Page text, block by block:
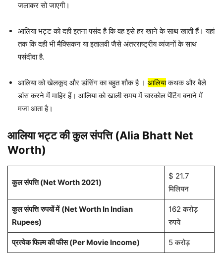
जलाकर सो जाएगी।
आलिया भट्ट को दही इतना पसंद है कि वह इसे हर खाने के साथ खाती हैं। यहां
तक ​​कि दही भी मैक्सिकन या इतालवी जैसे अंतरराष्ट्रीय व्यंजनों के साथ
पसंदीदा है.
आलिया को खेलकूद और डांसिंग का बहुत शौक है । आलियाकथक और बैले
डांस करने में माहिर हैं। आलिया को खाली समय में चारकोल पेंटिंग बनाने में
मजा आता है।
आलिया भट्ट की कुल संपत्ति (Alia Bhatt Net
Worth)
कुल संपत्ति (Net Worth 2021)
$ 21.7
मिलियन
कुल संपत्ति रुपयों में (Net Worth In Indian
Rupees)
162 करोड़
रुपये
प्रत्येक फिल्म की फीस (Per Movie Income) 5 करोड़